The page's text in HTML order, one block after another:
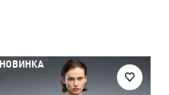
НОВИНКА